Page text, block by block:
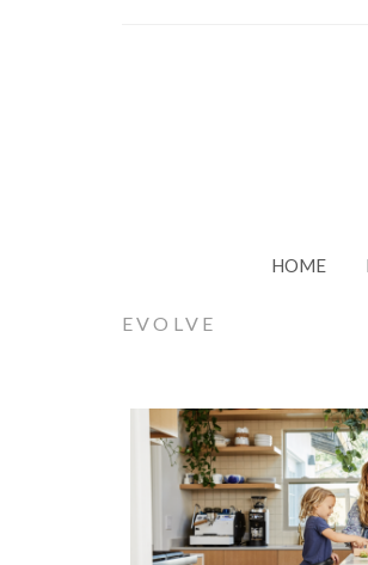
HOME
EVOLVE